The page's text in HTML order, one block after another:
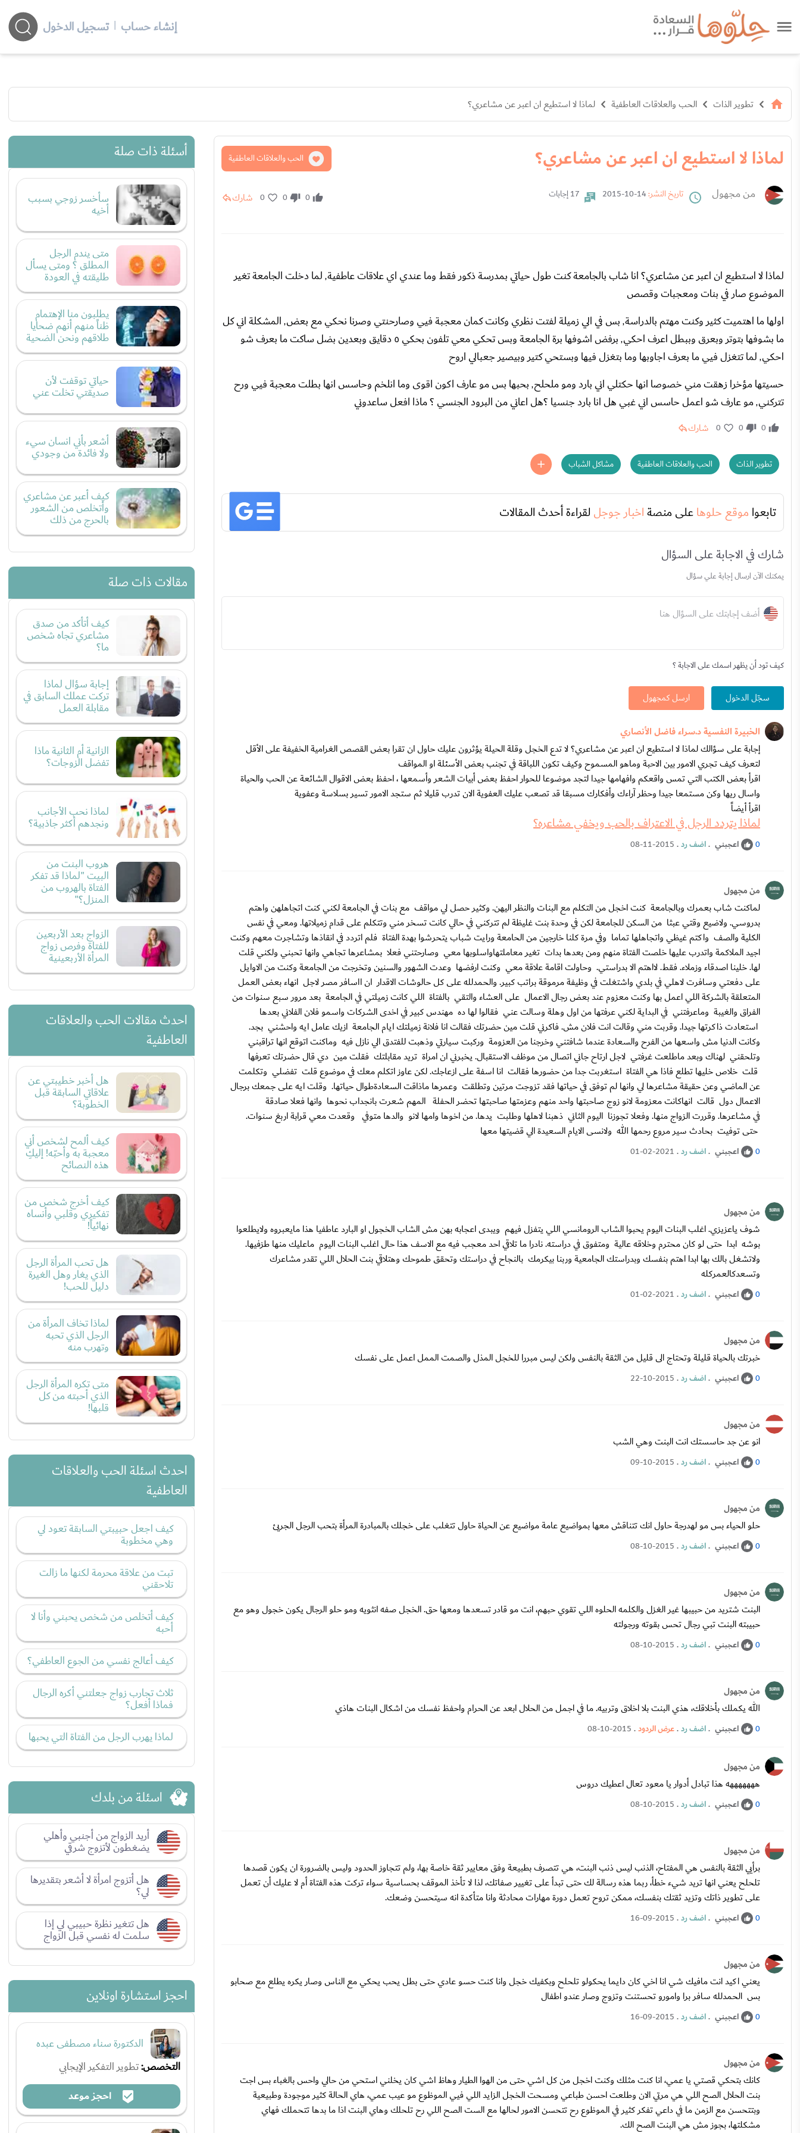
إنشاء حساب | تسجيل الدخول
تطوير الذات الحب والعلاقات العاطفية لماذا لا استطيع ان اعبر عن مشاعري؟
لماذا لا استطيع ان اعبر عن مشاعري؟ الحب والعلاقات العاطفية
من مجهول تاريخ النشر: 17 إجابات 0
0
0 شارك
لماذا لا استطيع ان اعبر عن مشاعري؟ انا شاب بالجامعة كنت طول حياتي بمدرسة ذكور فقط وما عندي اي علاقات عاطفية٬ لما دخلت الجامعة تغير
الموضوع صار في بنات ومعجبات وقصص
اولها ما اهتميت كثير وكنت مهتم بالدراسة٬ بس في الي زميلة لفتت نظري وكانت كمان معجبة فيي وصارحنتي وصرنا نحكي مع بعض٬ المشكلة اني كل
ما بشوفها بتوتر وبعرق وببطل اعرف احكي٬ برفض اشوفها برة الجامعة وبس تحكي معي تلفون بحكي ٥ دقايق وبعدين بضل ساكت ما بعرف شو
احكي٬ لما تتغزل فيي ما بعرف اجاوبها وما بتغزل فيها وبستحي كتير وبيصير جعبالي اروح
حسيتها مؤخرا زهقت مني خصوصا انها حكتلي اني بارد ومو ملحلح٬ بحبها بس مو عارف اكون اقوى وما انلخم وحاسس انها بطلت معجبة فيي ورح
تتركني٬ مو عارف شو اعمل حاسس اني غبي هل انا بارد جنسيا ؟هل اعاني من البرود الجنسي ؟ ماذا افعل ساعدوني
0
0
0 شارك
تطوير الذات الحب والعلاقات العاطفية مشاكل الشباب
تابعوا موقع حلوهاعلى منصةاخبار جوجل لقراءة أحدث المقالات
شارك في الاجابة على السؤال
يمكنك الآن ارسال إجابة علي سؤال
أضف إجابتك على السؤال هنا
كيف تود أن يظهر اسمك على الاجابة ؟
سجّل الدخول ارسل كمجهول
الخبيرة النفسية د.سراء فاضل الأنصاري
إجابة على سؤالك لماذا لا استطيع ان اعبر عن مشاعري؟ لا تدع الخجل وقلة الحيلة يؤثرون عليك حاول ان تقرا بعض القصص الغرامية الخفيفة على الأقل
لتعرف كيف تجري الامور بين الاحبة وماهو المسموح وكيف تكون اللباقة في تجنب بعض الأسئلة او المواقف
اقرأ بعض الكتب التي تمس واقعكم وافهامها جيدا لتجد موضوعا للحوار احفظ بعض أبيات الشعر وأسمعها ، احفظ بعض الاقوال الشائعة عن الحب والحياة
واسال ريها وكن مستمعا جيدا وحظر آراءك وأفكارك مسبقا قد تصعب عليك العفوية الان تدرب قليلا ثم ستجد الامور تسير بسلاسة وعفوية
اقرأ أيضاً
لماذا يتردد الرجل في الاعتراف بالحب ويخفي مشاعره؟
0 اعجبني .اضف رد.
08-11-2015
من مجهول
لماكنت شاب بعمرك وبالجامعة كنت اخجل من التكلم مع البنات والنظر اليهن. وكثير حصل لي مواقف مع بنات في الجامعة لكني كنت اتجاهلهن واهتم
بدروسي. ولاضيع وقتي عبثا من السكن للجامعة لكن في وحدة بنت غليظة لم تتركني في حالي كانت تسخر مني وتتكلم على قدام زميلاتها. ومعي في نفس
الكلية والصف واكتم غيظي واتجاهلها تماما وفي مرة كلنا خارجين من الحامعة ورايت شباب يتحرشوا بهدة الفتاة فلم اتردد في انقاذها وتشاجرت معهم وكنت
اجيد الملاكمة واتدرب عليها خلصت الفتاة منهم ومن بعدها بدات تغير معاملتهاواسلوبها معي وصارحتني فعلا بمشاعرها تجاهي وانها تحبني ولكني قلت
لها. خلينا اصدقاء وزملاء. فقط. لااهتم الا بدراستي. وحاولت اقامة علاقة معي وكنت ارفضها وعدت الشهور والسنين وتخرجت من الجامعة وكنت من الاوايل
على دفعتي وسافرت لاهلي في بلدي واشتغلت في وظيفة مرموقة براتب كبير. والحمدلله على كل حالوشات الاقدار ان ااسافر مصر لاجل انهاء بعض العمل
المتعلقة بالشركة اللي اعمل بها وكنت معزوم عند بعض رجال الاعمال على العشاء والتقي بالفتاة اللي كانت زميلتي في الجامعة بعد مرور سبع سنوات من
الفراق والغيبة وماعرفتني في البداية لكني عرفتها من اول وهلة وسالت عني فقالوا لها ده مهندس كبير في اخدى الشركات واسمو فلان الفلاني بعدها
استعادت ذاكرتها جيدا. وقربت مني وقالت انت فلان مش. فاكرني قلت مين حضرتك فقالت انا فلانة زميلتك ايام الجامعة ازيك عامل ايه واحشني بجد.
وكانت الدنيا مش واسعها من الفرح والسعادة عندما شافتني وخرجنا من العزومة وركبت سيارتي وذهبت للفتدق الي نازل فيه وماكنت اتوقع انها تراقبني
وتلحقني لهناك وبعد ماطلعت غرفتي لاجل ارتاح جاني اتصال من موظف الاستقبال. يخبرني ان امراة تريد مقابلتك فقلت مين دي قال حضرتك تعرفها
قلت خلاص خليها تطلع فاذا هي الفتاة استغربت جدا من حضورها فقالت انا اسفة على ازعاجك. لكن عاوز اتكلم معك في موضوع قلت تفضلي وتكلمت
عن الماضي وعن حقيقة مشاعرها لي وانها لم توفق في حياتها فقد تزوجت مرتين وتطلقت وعمرها ماذاقت السعادةطوال حياتها. وقلت ايه على جمعك برجال
الاعمال دول قالت انهاكانت معزومة لانو زوج صاحبتها واحد منهم وعزمتها صاحبتها تحضر الحفلة المهم شعرت بانجداب نحوها وانها فعلا صادقة
في مشاعرها. وقررت الزواج منها. وفعلا تجوزنا اليوم الثاني ذهبنا لاهلها وطلبت يدها. من اخوها وامها لانو والدها متوفي وقعدت معي قرابة اربغ سنوات.
حتى توفيت بحادث سير مروع رحمها الله ولانسى الايام السعيدة الي قضيتها معها
0 اعجبني .اضف رد.
01-02-2021
من مجهول
شوف ياعزيزي. اغلب البنات اليوم يحبوا الشاب الرومانسي اللي يتفزل فيهم ويبدى اعجابه بهن مش الشاب الخجول او البارد عاطفيا هذا مايعبروه ولايطلعوا
بوشه ابدا حتى لو كان محترم وخلاقه عالية ومتفوق في دراسته. نادرا ما تلاقي احد معجب فيه مع الاسف هذا حال اغلب البنات اليوم ماعليك منها طزفيها.
ولاتشغل بالك بها ابدا اهتم بنفسك وبدراستك الجامعية وربنا بيكرمك بالنجاح في دراستك وتحقق طموحك وهتلاقي بنت الحلال اللي تقدر مشاعرك
وتسعدكالعمركله
0 اعجبني .اضف رد.
01-02-2021
من مجهول
خبرتك بالحياة قليلة وتحتاج الى قليل من الثقة بالنفس ولكن ليس مبررا للخجل المذل والصمت الممل اعمل على نفسك
0 اعجبني .اضف رد.
22-10-2015
من مجهول
انو عن جد حاسستك انت البنت وهي الشب
0 اعجبني .اضف رد.
09-10-2015
من مجهول
حلو الحياء بس مو لهدرجة حاول انك تتناقش معها بمواضيع عامة مواضيع عن الحياة حاول تتغلب على خجلك بالمبادرة المرأة بتحب الرجل الجريئ
0 اعجبني .اضف رد.
08-10-2015
من مجهول
البنت شتريد من حبيبها غير الغزل والكلمه الحلوه اللي تقوي حبهم، انت مو قادر تسعدها ومعها حق. الخجل صفه انثويه ومو حلو الرجال يكون خجول وهو مع
حبيبته البنت تبي رجال تحس بقوته ورجولته
0 اعجبني .اضف رد.
08-10-2015
من مجهول
الله يكملك بأخلاقك، هذي البنت بلا اخلاق وتربيه. ما في اجمل من الحلال ابعد عن الحرام واحفظ نفسك من اشكال البنات هاذي
0 اعجبني .اضف رد.عرض الردود.
08-10-2015
من مجهول
هههههههه هذا تبادل أدوار يا معود تعال اعطيك دروس
0 اعجبني .اضف رد.
08-10-2015
من مجهول
برأيي الثقة بالنفس هي المفتاح، الذنب ليس ذنب البنت، هي تتصرف بطبيعة وفق معايير ثقة خاصة بها، ولم تتجاوز الحدود وليس بالضرورة ان يكون قصدها
تلحلح يعني انها تريد شيء خطأ، ربما هذه رسالة لك حتى تبدأ على تغيير صفاتك، لذا لا تأخذ الموقف بحساسية سواء تركت هذه الفتاة أم لا عليك أن تعمل
على تطوير ذاتك وتزيد ثقتك بنفسك، ممكن تروح تعمل دورة مهارات محادثة وانا متأكدة انه سيتحسن وضعك.
0 اعجبني .اضف رد.
16-09-2015
من مجهول
يعني اكيد انت مافيك شي انا اخي كان دايما يحكولو تلحلح وبكفيك خجل وانا كنت حسو عادي حتى بطل يحب يحكي مع الناس وصار يكره يطلع مع صحابو
بس الحمدلله سافر برا وامورو تحستنت وتزوج وصار عندو اطفال
0 اعجبني .اضف رد.
16-09-2015
من مجهول
كانك بتحكي قصتي يا عمي، انا كنت مثلك وكنت اخجل من كل اشي حتى من الهوا الطيار وهاظ اشي كان يخلني استحي من حالي واحس بالغباء بس اجت
بنت الحلال الصح اللي هي مرتي الان وطلعت احسن طباعي ومسحت الخجل الزايد اللي فيي الموظوع مو عيب عمي، هاي الحالة كثير موجودة وطبيعية
وبتتحسن مع الزمن ما في داعي تفكر كثير في الموظوع رح تتحسن الامور لحالها مع الست الصح اللي رح تلحلك وهاي البنت اذا ما بدها تتحملك فهاي
مشكلتها، بجوز مش هي البنت الصح الك.
أسئلة ذات صلة
سأخسر زوجي بسبب
أخيه
متى يندم الرجل
المطلق ؟ ومتى يسأل
طليقته في العودة
يطلبون منا الإهتمام
ظناً منهم أنهم ضحايا
طلاقهم ونحن الضحية
حياتي توقفت لأن
صديقتي تخلت عني
أشعر بأني انسان سيء
ولا فائدة من وجودي
كيف أعبر عن مشاعري
وأتخلص من الشعور
بالحرج من ذلك
مقالات ذات صلة
كيف أتأكد من صدق
مشاعري تجاه شخص
ما؟
إجابة سؤال لماذا
تركت عملك السابق في
مقابلة العمل
الزانية أم الثانية ماذا
تفضل الزوجات؟
لماذا نحب الأجانب
ونجدهم أكثر جاذبية؟
هروب البنت من
البيت "لماذا قد تفكر
الفتاة بالهروب من
المنزل؟"
الزواج بعد الأربعين
للفتاة وفرص زواج
المرأة الأربعينية
احدث مقالات الحب والعلاقات
العاطفية
هل أخبر خطيبتي عن
علاقاتي السابقة قبل
الخطوبة؟
كيف ألمح لشخص أني
معجبة به وأحبّه! إليكِ
هذه النصائح
كيف أخرج شخص من
تفكيري وقلبي وأنساه
نهائياً!
هل تحب المرأة الرجل
الذي يغار وهل الغيرة
دليل للحب!
لماذا تخاف المرأة من
الرجل الذي تحبه
وتهرب منه
متى تكره المرأة الرجل
الذي أحبته من كل
قلبها!
احدث اسئلة الحب والعلاقات
العاطفية
كيف اجعل حبيبتي السابقة تعود لي
وهي مخطوبة
تبت من علاقة محرمة لكنها ما زالت
تلاحقني
كيف أتخلص من شخص يحبني وأنا لا
أحبه
كيف أعالج نفسي من الجوع العاطفي؟
ثلاث تجارب زواج جعلتني أكره الرجال
فماذا أفعل؟
لماذا يهرب الرجل من الفتاة التي يحبها
اسئلة من بلدك
أريد الزواج من أجنبي وأهلي
يضغطون لأتزوج شرقي
هل أتزوج امرأة لا أشعر بتقديرها
لي؟
هل تتغير نظرة حبيبي لي إذا
سلمت له نفسي قبل الزواج
احجز استشارة اونلاين
الدكتورة سناء مصطفى عبده
التخصص:تطوير التفكير الإيجابي
احجز موعد